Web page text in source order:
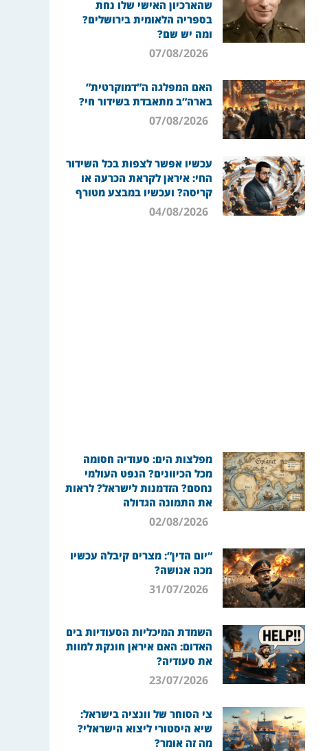
שהארכיון האישי שלו נחת
בספריה הלאומית בירושלים?
ומה יש שם?
07/08/2026
האם המפלגה ה”דמוקרטית”
בארה”ב מתאבדת בשידור חי?
07/08/2026
עכשיו אפשר לצפות בכל השידור
החי: איראן לקראת הכרעה או
קריסה? ועכשיו במבצע מטורף
04/08/2026
מפלצות הים: סעודיה חסומה
מכל הכיוונים? הנפט העולמי
נחסם? הזדמנות לישראל? לראות
את התמונה הגדולה
02/08/2026
“יום הדין”: מצרים קיבלה עכשיו
מכה אנושה?
31/07/2026
השמדת המיכליות הסעודיות בים
האדום: האם איראן חונקת למוות
את סעודיה?
23/07/2026
צי הסוחר של וונציה בישראל:
שיא היסטורי ליצוא הישראלי?
מה זה אומר?